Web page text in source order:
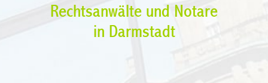
Rechtsanwälte und Notare
in Darmstadt